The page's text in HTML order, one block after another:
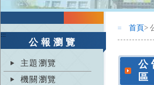
:::
公報瀏覽
主題瀏覽
機關瀏覽
::: 首頁>
公